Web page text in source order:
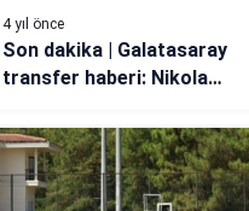
4 yıl önce
Son dakika | Galatasaray
transfer haberi: Nikola